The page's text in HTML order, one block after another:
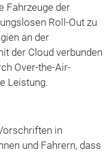
Fahrzeuge der
Roll-Out zu
an der
der Cloud verbunden
Over-the-Air-
Leistung.
in
und Fahrern, dass